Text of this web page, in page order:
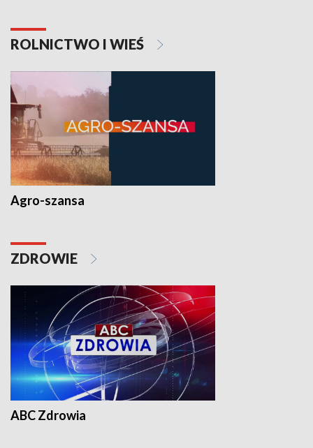
ROLNICTWO I WIEŚ
Agro-szansa
ZDROWIE
ABC Zdrowia